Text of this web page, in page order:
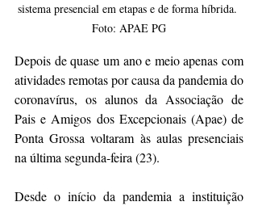
sistema presencial em etapas e de forma híbrida.
Foto: APAE PG
Depois de quase um ano e meio apenas com
atividades remotas por causa da pandemia do
coronavírus, os alunos da Associação de
Pais e Amigos dos Excepcionais (Apae) de
Ponta Grossa voltaram às aulas presenciais
na última segunda-feira (23).
Desde o início da pandemia a instituição